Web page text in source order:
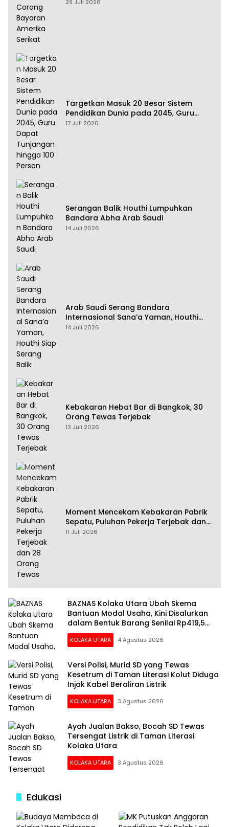
29 Juli 2026
Targetkan Masuk 20 Besar Sistem
Pendidikan Dunia pada 2045, Guru
Dapat Tunjangan hingga 100 Persen
17 Juli 2026
Serangan Balik Houthi Lumpuhkan
Bandara Abha Arab Saudi
14 Juli 2026
Arab Saudi Serang Bandara
Internasional Sana’a Yaman, Houthi
Siap Serang Balik
14 Juli 2026
Kebakaran Hebat Bar di Bangkok, 30
Orang Tewas Terjebak
13 Juli 2026
Moment Mencekam Kebakaran Pabrik
Sepatu, Puluhan Pekerja Terjebak dan
28 Orang Tewas
11 Juli 2026
BAZNAS Kolaka Utara Ubah Skema
Bantuan Modal Usaha, Kini Disalurkan
dalam Bentuk Barang Senilai Rp419,5
Juta
KOLAKA UTARA 4 Agustus 2026
Versi Polisi, Murid SD yang Tewas
Kesetrum di Taman Literasi Kolut Diduga
Injak Kabel Beraliran Listrik
KOLAKA UTARA 3 Agustus 2026
Ayah Jualan Bakso, Bocah SD Tewas
Tersengat Listrik di Taman Literasi
Kolaka Utara
KOLAKA UTARA 3 Agustus 2026
Edukasi